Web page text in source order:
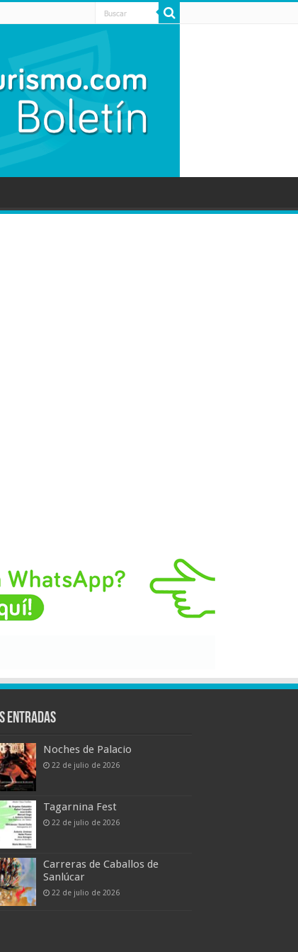
entradas
Noches de Palacio
22 de julio de 2026
Tagarnina Fest
22 de julio de 2026
Carreras de Caballos de
Sanlúcar
22 de julio de 2026